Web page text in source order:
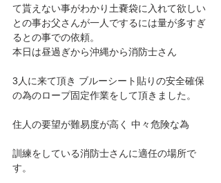
て貰えない事がわかり土嚢袋に入れて欲しい
との事お父さんが一人でするには量が多すぎ
るとの事での依頼。
本日は昼過ぎから沖縄から消防士さん
3人に来て頂き ブルーシート貼りの安全確保
の為のロープ固定作業をして頂きました。
住人の要望が難易度が高く 中々危険な為
訓練をしている消防士さんに適任の場所で
す。